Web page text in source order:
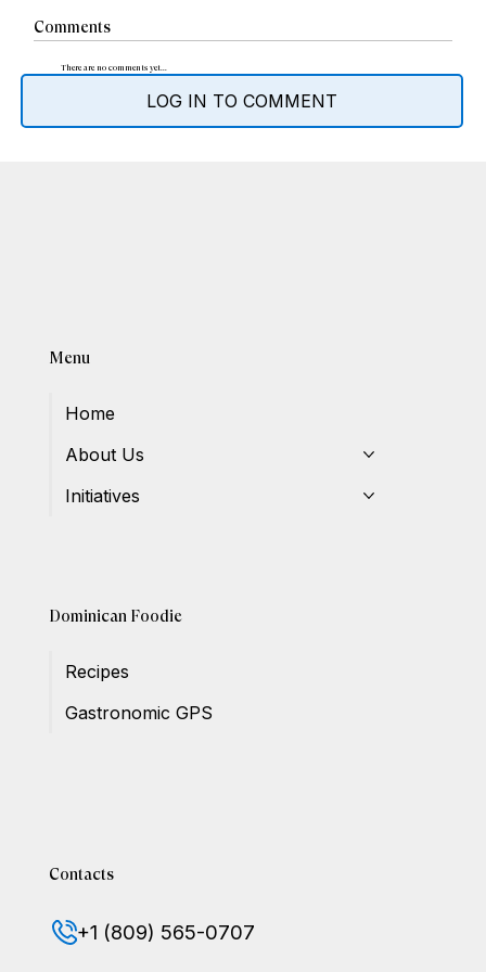
Comments
There are no comments yet...
LOG IN TO COMMENT
Menu
Home
About Us
Initiatives
Dominican Foodie
Recipes
Gastronomic GPS
Contacts
+1 (809) 565-0707